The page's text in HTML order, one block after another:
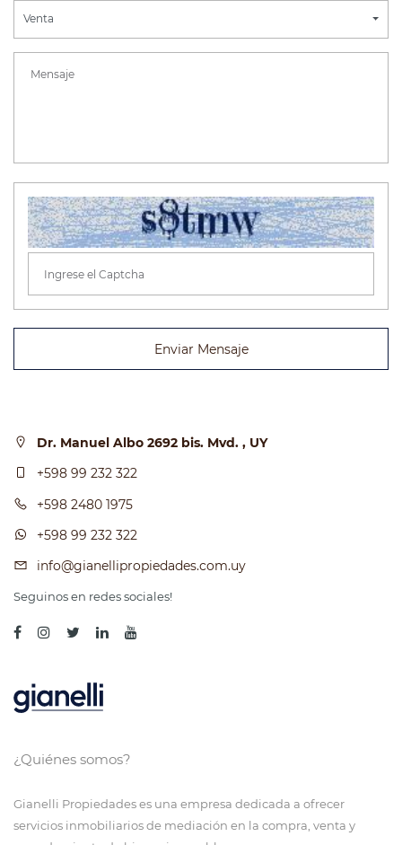
Venta
Enviar Mensaje
Dr. Manuel Albo 2692 bis. Mvd. , UY
+598 99 232 322
+598 2480 1975
+598 99 232 322
info@gianellipropiedades.com.uy
Seguinos en redes sociales!
¿Quiénes somos?
Gianelli Propiedades es una empresa dedicada a ofrecer
servicios inmobiliarios de mediación en la compra, venta y